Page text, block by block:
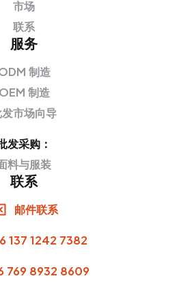
市场
联系
服务
制造
OEM 制造
市场向导
发采购：
料与服装
联系
邮件联系
137 1242 7382
769 8932 8609